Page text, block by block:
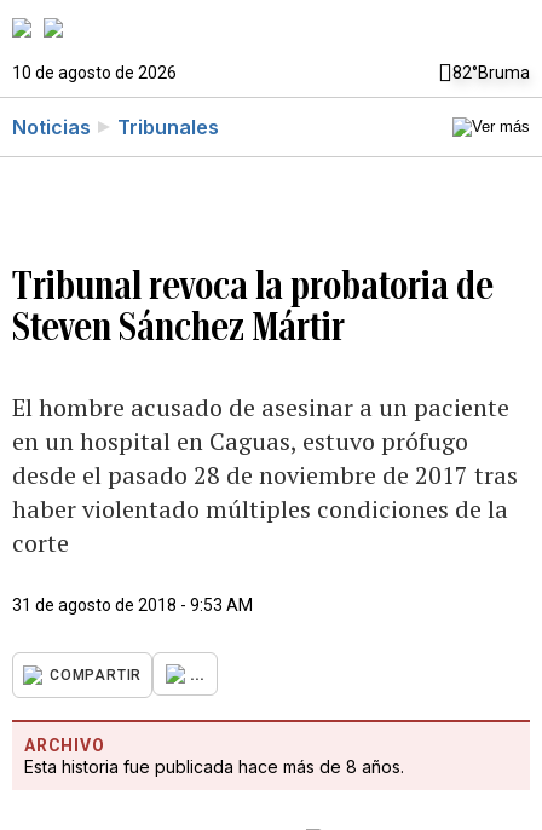
10 de agosto de 2026 82°Bruma
Noticias Tribunales
Tribunal revoca la probatoria de
Steven Sánchez Mártir
El hombre acusado de asesinar a un paciente
en un hospital en Caguas, estuvo prófugo
desde el pasado 28 de noviembre de 2017 tras
haber violentado múltiples condiciones de la
corte
31 de agosto de 2018 - 9:53 AM
COMPARTIR ...
ARCHIVO
Esta historia fue publicada hace más de 8 años.